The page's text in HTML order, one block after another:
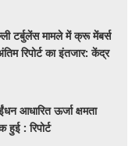
टर्बुलेंस मामले में क्रू मेंबर्स
रिपोर्ट का इंतजार: केंद्र
आधारित ऊर्जा क्षमता
: रिपोर्ट